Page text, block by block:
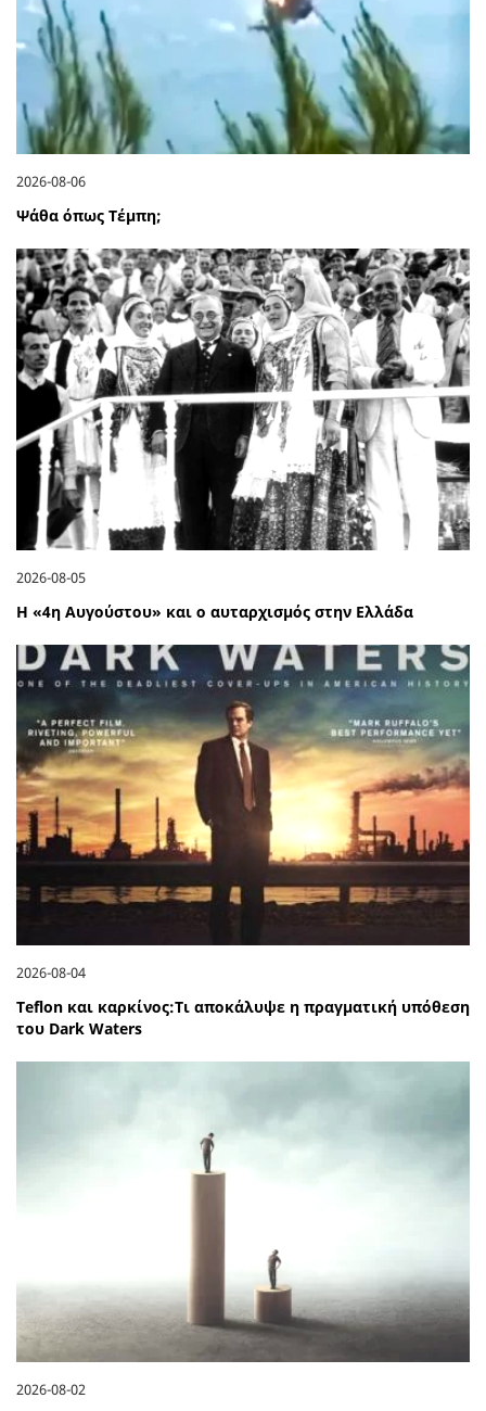
2026-08-06
Ψάθα όπως Τέμπη;
2026-08-05
Η «4η Αυγούστου» και ο αυταρχισμός στην Ελλάδα
2026-08-04
Teflon και καρκίνος:Τι αποκάλυψε η πραγματική υπόθεση
του Dark Waters
2026-08-02